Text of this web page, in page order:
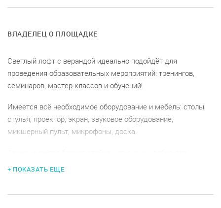
ВЛАДЕЛЕЦ О ПЛОЩАДКЕ
Светлый лофт с верандой идеально подойдёт для
проведения образовательных мероприятий: тренингов,
семинаров, мастер-классов и обучений!
Имеется всё необходимое оборудование и мебель: столы,
стулья, проектор, экран, звуковое оборудование,
микшерный пульт, микрофоны, доска.
+ ПОКАЗАТЬ ЕЩЕ